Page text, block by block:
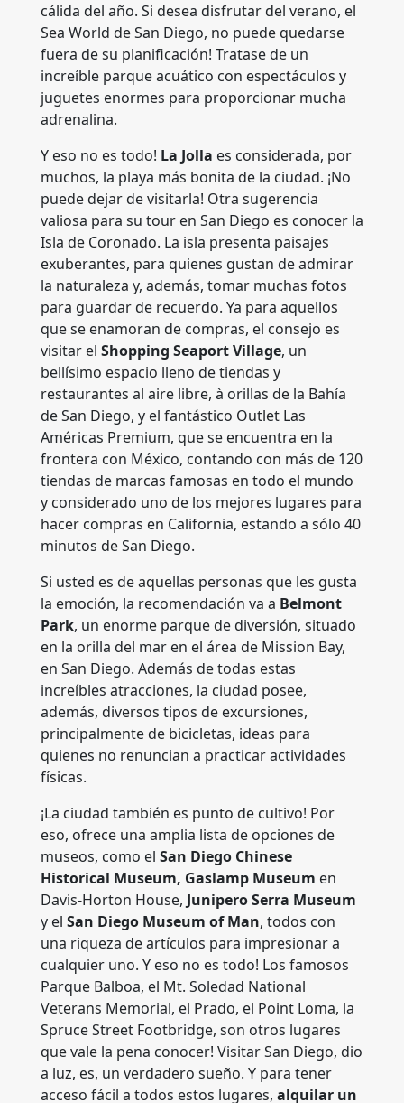
cálida del año. Si desea disfrutar del verano, el
Sea World de San Diego, no puede quedarse
fuera de su planificación! Tratase de un
increíble parque acuático con espectáculos y
juguetes enormes para proporcionar mucha
adrenalina.
Y eso no es todo! La Jolla es considerada, por
muchos, la playa más bonita de la ciudad. ¡No
puede dejar de visitarla! Otra sugerencia
valiosa para su tour en San Diego es conocer la
Isla de Coronado. La isla presenta paisajes
exuberantes, para quienes gustan de admirar
la naturaleza y, además, tomar muchas fotos
para guardar de recuerdo. Ya para aquellos
que se enamoran de compras, el consejo es
visitar el Shopping Seaport Village, un
bellísimo espacio lleno de tiendas y
restaurantes al aire libre, à orillas de la Bahía
de San Diego, y el fantástico Outlet Las
Américas Premium, que se encuentra en la
frontera con México, contando con más de 120
tiendas de marcas famosas en todo el mundo
y considerado uno de los mejores lugares para
hacer compras en California, estando a sólo 40
minutos de San Diego.
Si usted es de aquellas personas que les gusta
la emoción, la recomendación va a Belmont
Park, un enorme parque de diversión, situado
en la orilla del mar en el área de Mission Bay,
en San Diego. Además de todas estas
increíbles atracciones, la ciudad posee,
además, diversos tipos de excursiones,
principalmente de bicicletas, ideas para
quienes no renuncian a practicar actividades
físicas.
¡La ciudad también es punto de cultivo! Por
eso, ofrece una amplia lista de opciones de
museos, como el San Diego Chinese
Historical Museum, Gaslamp Museum en
Davis-Horton House, Junipero Serra Museum
y el San Diego Museum of Man, todos con
una riqueza de artículos para impresionar a
cualquier uno. Y eso no es todo! Los famosos
Parque Balboa, el Mt. Soledad National
Veterans Memorial, el Prado, el Point Loma, la
Spruce Street Footbridge, son otros lugares
que vale la pena conocer! Visitar San Diego, dio
a luz, es, un verdadero sueño. Y para tener
acceso fácil a todos estos lugares, alquilar un